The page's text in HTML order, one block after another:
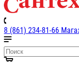
8 (861) 234-81-66